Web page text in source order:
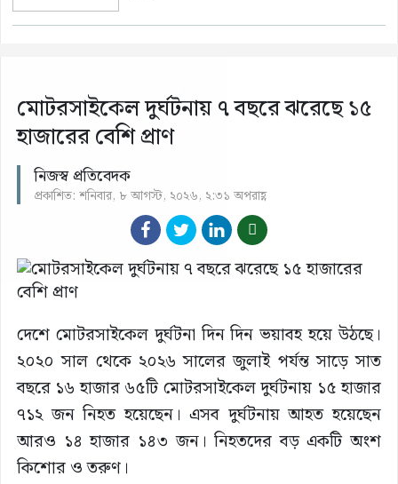
মোটরসাইকেল দুর্ঘটনায় ৭ বছরে ঝরেছে ১৫
হাজারের বেশি প্রাণ
নিজস্ব প্রতিবেদক
প্রকাশিত: শনিবার, ৮ আগস্ট, ২০২৬, ২:৩১ অপরাহ্ণ
দেশে মোটরসাইকেল দুর্ঘটনা দিন দিন ভয়াবহ হয়ে উঠছে।
২০২০ সাল থেকে ২০২৬ সালের জুলাই পর্যন্ত সাড়ে সাত
বছরে ১৬ হাজার ৬৫টি মোটরসাইকেল দুর্ঘটনায় ১৫ হাজার
৭১২ জন নিহত হয়েছেন। এসব দুর্ঘটনায় আহত হয়েছেন
আরও ১৪ হাজার ১৪৩ জন। নিহতদের বড় একটি অংশ
কিশোর ও তরুণ।